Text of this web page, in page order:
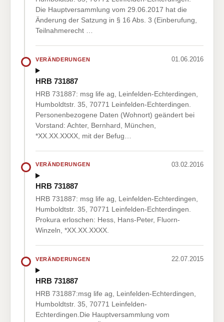
Die Hauptversammlung vom 29.06.2017 hat die
Änderung der Satzung in § 16 Abs. 3 (Einberufung,
Teilnahmerecht …
VERÄNDERUNGEN 01.06.2016
HRB 731887
HRB 731887: msg life ag, Leinfelden-Echterdingen,
Humboldtstr. 35, 70771 Leinfelden-Echterdingen.
Personenbezogene Daten (Wohnort) geändert bei
Vorstand: Achter, Bernhard, München,
*XX.XX.XXXX, mit der Befug…
VERÄNDERUNGEN 03.02.2016
HRB 731887
HRB 731887: msg life ag, Leinfelden-Echterdingen,
Humboldtstr. 35, 70771 Leinfelden-Echterdingen.
Prokura erloschen: Hess, Hans-Peter, Fluorn-
Winzeln, *XX.XX.XXXX.
VERÄNDERUNGEN 22.07.2015
HRB 731887
HRB 731887:msg life ag, Leinfelden-Echterdingen,
Humboldtstr. 35, 70771 Leinfelden-
Echterdingen.Die Hauptversammlung vom